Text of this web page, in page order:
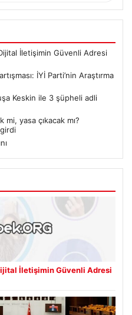
İletişimin Güvenli Adresi
İYİ Parti’nin Araştırma
Keskin ile 3 şüpheli adli
mi, yasa çıkacak mı?
İletişimin Güvenli Adresi